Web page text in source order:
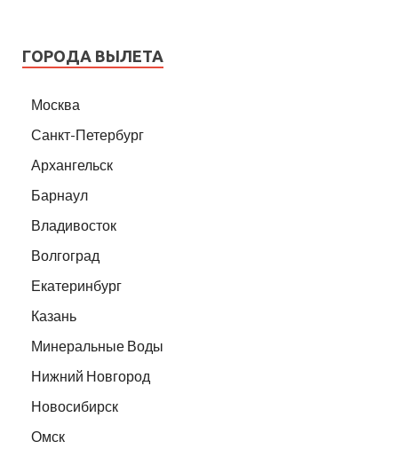
ГОРОДА ВЫЛЕТА
Москва
Санкт-Петербург
Архангельск
Барнаул
Владивосток
Волгоград
Екатеринбург
Казань
Минеральные Воды
Нижний Новгород
Новосибирск
Омск